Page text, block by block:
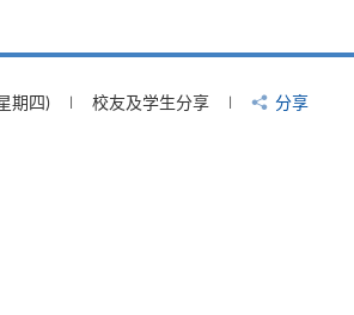
期四) 校友及学生分享 分享